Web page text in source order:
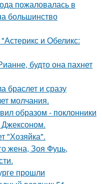
пожаловалась в
большинство
и Обеликс:
будто она пахнет
браслет и сразу
молчания.
образом - поклонники
"Хозяйка".
жена, Зоя Фуць,
прошли